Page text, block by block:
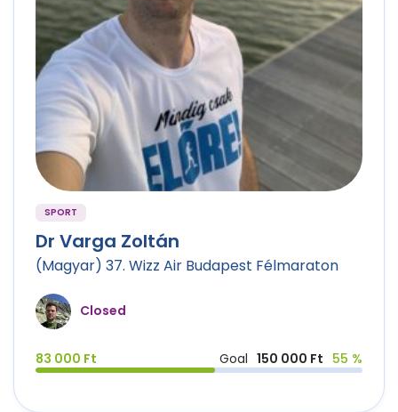
SPORT
Dr Varga Zoltán
(Magyar) 37. Wizz Air Budapest Félmaraton
Closed
83 000 Ft Goal 150 000 Ft 55 %